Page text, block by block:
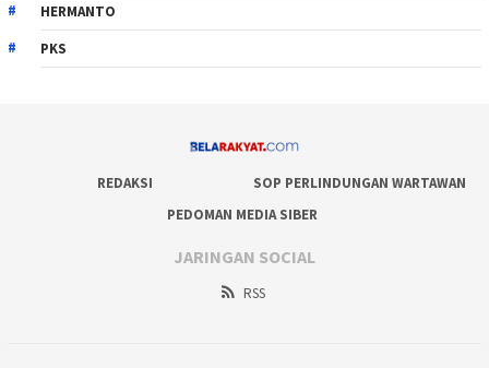
HERMANTO
PKS
REDAKSI
SOP PERLINDUNGAN WARTAWAN
PEDOMAN MEDIA SIBER
JARINGAN SOCIAL
RSS